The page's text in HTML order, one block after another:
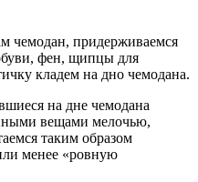
чемодан, придерживаемся
фен, щипцы для
кладем на дно чемодана.
на дне чемодана
вещами мелочью,
таким образом
менее «ровную